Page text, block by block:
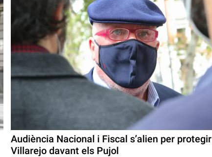
Audiència Nacional i Fiscal s’alien per protegir
Villarejo davant els Pujol